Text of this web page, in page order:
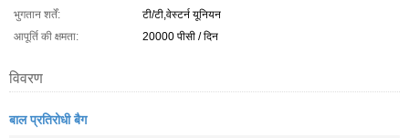
भुगतान शर्तें:
टी/टी,वेस्टर्न यूनियन
आपूर्ति की क्षमता:
20000 पीसी / दिन
विवरण
बाल प्रतिरोधी बैग